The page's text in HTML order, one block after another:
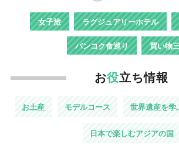
女子旅 ラグジュアリーホテル
バンコク食巡り 買い物
お役立ち情報
お土産 モデルコース 世界遺産を学
日本で楽しむアジアの国